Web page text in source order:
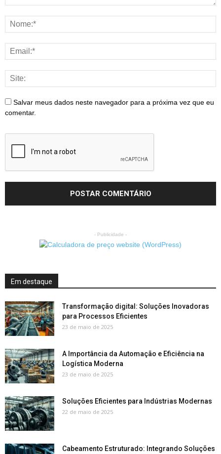
Salvar meus dados neste navegador para a próxima vez que eu
comentar.
- Publicidade -
Em destaque
Transformação digital: Soluções Inovadoras
para Processos Eficientes
23 de maio de 2025
A Importância da Automação e Eficiência na
Logística Moderna
23 de maio de 2025
Soluções Eficientes para Indústrias Modernas
22 de maio de 2025
Cabeamento Estruturado: Integrando Soluções